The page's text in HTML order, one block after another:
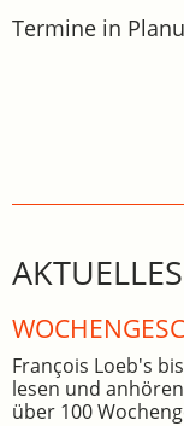
Termine in
AKTUELLES
François Loeb's
lesen und
über 100